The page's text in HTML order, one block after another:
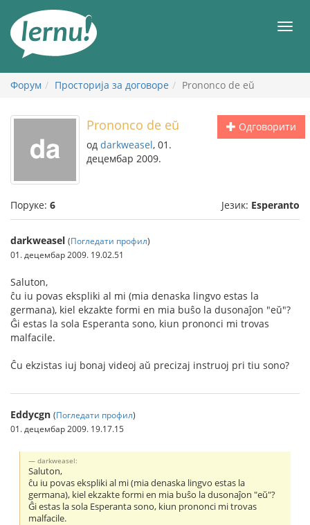
садржају
Форум Просторија за договоре Prononco de eŭ
Одговорити
Prononco de eŭ
од darkweasel, 01.
децембар 2009.
Поруке: 6 Језик: Esperanto
darkweasel (Погледати профил)
01. децембар 2009. 19.02.51
Saluton,
ĉu iu povas ekspliki al mi (mia denaska lingvo estas la
germana), kiel ekzakte formi en mia buŝo la dusonaĵon "eŭ"?
Ĝi estas la sola Esperanta sono, kiun prononci mi trovas
malfacile.
Ĉu ekzistas iuj bonaj videoj aŭ precizaj instruoj pri tiu sono?
Eddycgn (Погледати профил)
01. децембар 2009. 19.17.15
darkweasel:
Saluton,
ĉu iu povas ekspliki al mi (mia denaska lingvo estas la
germana), kiel ekzakte formi en mia buŝo la dusonaĵon "eŭ"?
Ĝi estas la sola Esperanta sono, kiun prononci mi trovas
malfacile.